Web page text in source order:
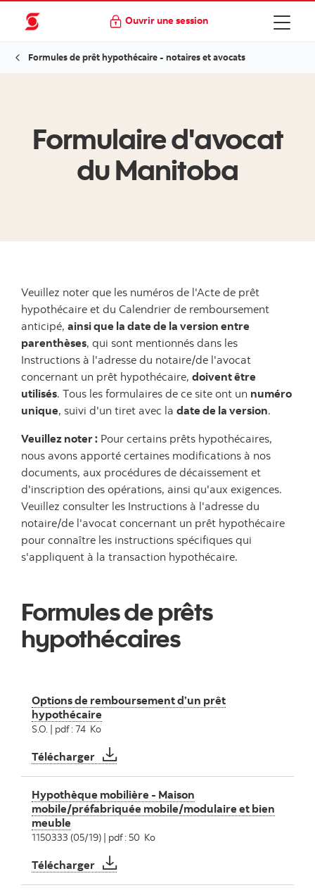
Ouvrir une session
Formules de prêt hypothécaire - notaires et avocats
Formulaire d'avocat
du Manitoba
Veuillez noter que les numéros de l'Acte de prêt
hypothécaire et du Calendrier de remboursement
anticipé, ainsi que la date de la version entre
parenthèses, qui sont mentionnés dans les
Instructions à l'adresse du notaire/de l'avocat
concernant un prêt hypothécaire, doivent être
utilisés. Tous les formulaires de ce site ont un numéro
unique, suivi d'un tiret avec la date de la version.
Veuillez noter : Pour certains prêts hypothécaires,
nous avons apporté certaines modifications à nos
documents, aux procédures de décaissement et
d'inscription des opérations, ainsi qu'aux exigences.
Veuillez consulter les Instructions à l'adresse du
notaire/de l'avocat concernant un prêt hypothécaire
pour connaître les instructions spécifiques qui
s'appliquent à la transaction hypothécaire.
Formules de prêts
hypothécaires
Options de remboursement d’un prêt
hypothécaire
S.O. | pdf : 74 Ko
Télécharger Options de remboursement d’un prêt
Hypothèque mobilière - Maison
mobile/préfabriquée mobile/modulaire et bien
meuble
1150333 (05/19) | pdf : 50 Ko
Télécharger Hypothèque mobilière - Maison mobile/